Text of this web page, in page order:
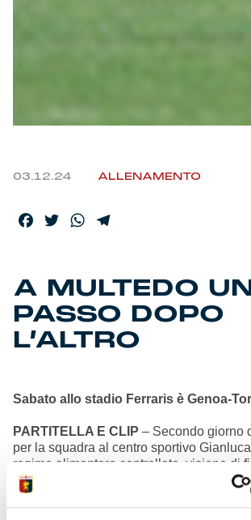
03.12.24 ALLENAMENTO
Facebook
TwitterWhatsApp
A MULTEDO
PASSO DOPO
L’ALTRO
Sabato allo stadio Ferraris è Genoa-
PARTITELLA E CLIP – Secondo giorno
per la squadra al centro sportivo
regime alimentare controllato, visione di
collettiva che individuale, controlli sulle
generali, percorsi atletici in palestra e
tecnici sul campo, comprensivi di una